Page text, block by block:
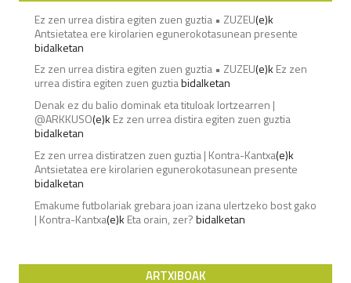
Ez zen urrea distira egiten zuen guztia • ZUZEU(e)k
Antsietatea ere kirolarien egunerokotasunean presente
bidalketan
Ez zen urrea distira egiten zuen guztia • ZUZEU(e)k Ez zen
urrea distira egiten zuen guztiabidalketan
Denak ez du balio dominak eta tituloak lortzearren |
@ARKKUSO(e)k Ez zen urrea distira egiten zuen guztia
bidalketan
Ez zen urrea distiratzen zuen guztia | Kontra-Kantxa(e)k
Antsietatea ere kirolarien egunerokotasunean presente
bidalketan
Emakume futbolariak grebara joan izana ulertzeko bost gako
| Kontra-Kantxa(e)k Eta orain, zer?bidalketan
ARTXIBOAK